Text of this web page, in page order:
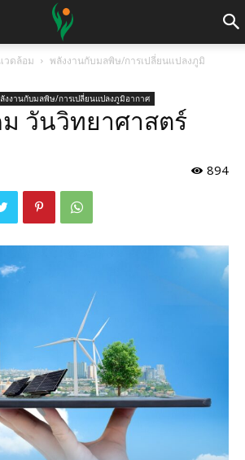
วดล้อม
พลังงานกับมลพิษ/การเปลี่ยนแปลงภูมิ
งงานกับมลพิษ/การเปลี่ยนแปลงภูมิอากาศ
วันวิทยาศาสตร์
894